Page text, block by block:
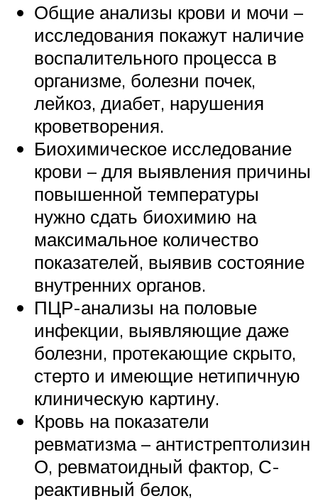
Общие анализы крови и мочи –
исследования покажут наличие
воспалительного процесса в
организме, болезни почек,
лейкоз, диабет, нарушения
кроветворения.
Биохимическое исследование
крови – для выявления причины
повышенной температуры
нужно сдать биохимию на
максимальное количество
показателей, выявив состояние
внутренних органов.
ПЦР-анализы на половые
инфекции, выявляющие даже
болезни, протекающие скрыто,
стерто и имеющие нетипичную
клиническую картину.
Кровь на показатели
ревматизма – антистрептолизин
О, ревматоидный фактор, С-
реактивный белок,